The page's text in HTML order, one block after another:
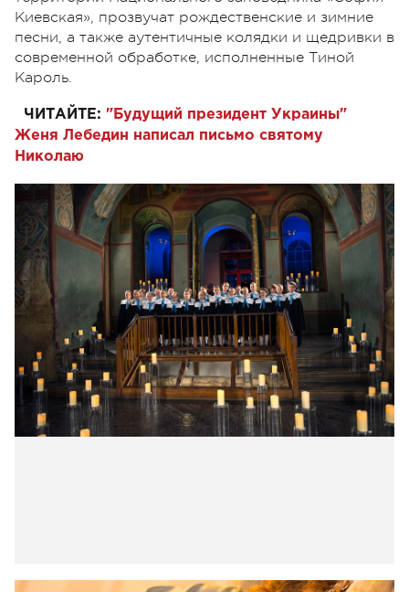
Киевская», прозвучат рождественские и зимние
песни, а также аутентичные колядки и щедривки в
современной обработке, исполненные Тиной
Кароль.
ЧИТАЙТЕ: "Будущий президент Украины"
Женя Лебедин написал письмо святому
Николаю